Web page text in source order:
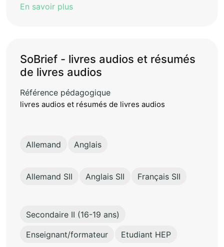
En savoir plus
SoBrief - livres audios et résumés
de livres audios
Référence pédagogique
livres audios et résumés de livres audios
Allemand Anglais
Allemand SII Anglais SII Français SII
Secondaire II (16-19 ans)
Enseignant/formateur
Etudiant HEP